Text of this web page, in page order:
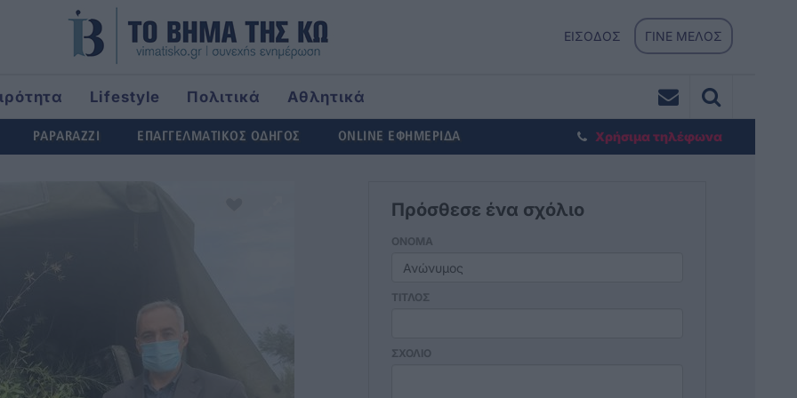
ΕΙΣΟΔΟΣ ΓΙΝΕ ΜΕΛΟΣ
Lifestyle Πολιτικά
Αθλητικά
PAPARAZZI ΕΠΑΓΓΕΛΜΑΤΙΚΟΣ ΟΔΗΓΟΣ ONLINE ΕΦΗΜΕΡΙΔΑ Χρήσιμα τηλέφωνα
Πρόσθεσε ένα σχόλιο
ΟΝΟΜΑ
ΤΙΤΛΟΣ
ΣΧΟΛΙΟ